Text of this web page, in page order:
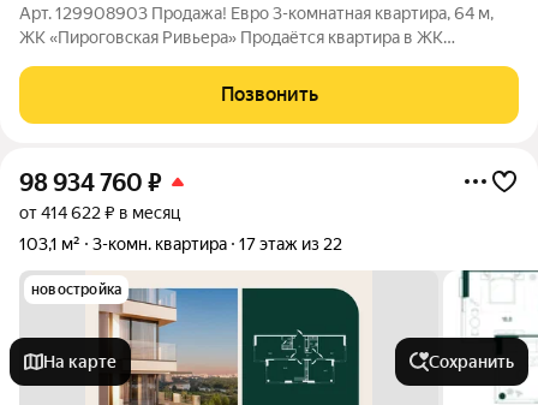
Арт. 129908903 Продажа! Евро 3-комнатная квартира, 64 м,
ЖК «Пироговская Ривьера» Продаётся квартира в ЖК
дома(угловой подъезд) в жилом комплексе«Пироговская
Ривьера». Преимущества: монолитное
Позвонить
98 934 760 ₽
от 414 622 ₽ в месяц
103,1 м²
3-комн. квартира 17 этаж из 22
новостройка
На карте Сохранить